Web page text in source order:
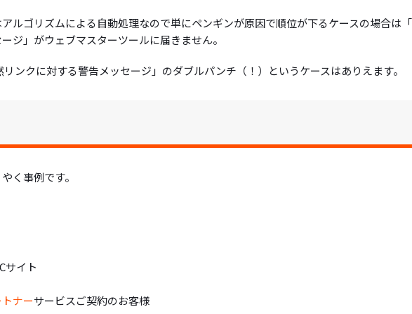
ルゴリズムによる自動処理なので単にペンギンが原因で順位が下るケースの場合は
ジ」がウェブマスターツールに届きません。
ンクに対する警告メッセージ」のダブルパンチ（！）というケースはありえます。
く事例です。
サイト
ナーサービスご契約のお客様